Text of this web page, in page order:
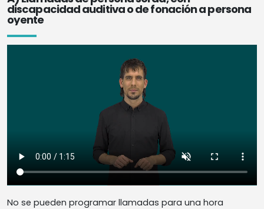
discapacidad auditiva o de fonación a persona
oyente
No se pueden programar llamadas para una hora